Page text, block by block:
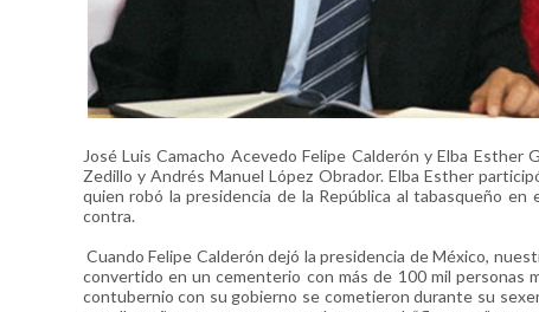
José Luis Camacho Acevedo Felipe Calderón y Elba
Zedillo y Andrés Manuel López Obrador. Elba Esther
quien robó la presidencia de la República al tabasqueño
contra.
Cuando Felipe Calderón dejó la presidencia de México,
convertido en un cementerio con más de 100 mil personas
contubernio con su gobierno se cometieron durante su